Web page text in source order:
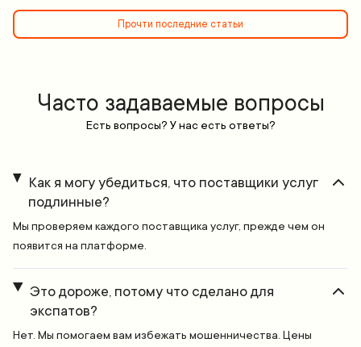
Прочти последние статьи
Часто задаваемые вопросы
Есть вопросы? У нас есть ответы?
Как я могу убедиться, что поставщики услуг
подлинные?
Мы проверяем каждого поставщика услуг, прежде чем он
появится на платформе.
Это дороже, потому что сделано для
экспатов?
Нет. Мы помогаем вам избежать мошенничества. Цены